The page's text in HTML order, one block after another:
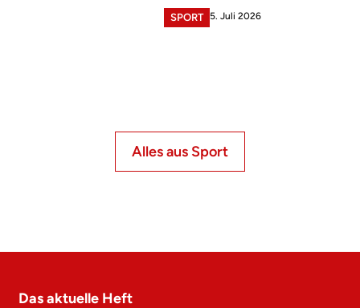
SPORT 5. Juli 2026
Alles aus Sport
Das aktuelle Heft